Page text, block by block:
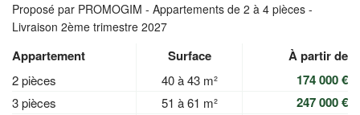
Proposé par PROMOGIM - Appartements de 2 à 4 pièces -
Livraison 2ème trimestre 2027
Appartement Surface À partir de
2 pièces 40 à 43 m² 174 000 €
3 pièces 51 à 61 m² 247 000 €